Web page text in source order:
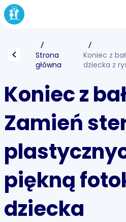
Strona
główna
Koniec z
dziecka z
Koniec z
Zamień
piękną
dziecka